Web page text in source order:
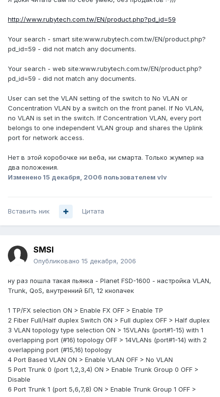
http://www.rubytech.com.tw/EN/product.php?pd_id=59
Your search - smart site:www.rubytech.com.tw/EN/product.php?
pd_id=59 - did not match any documents.
Your search - web site:www.rubytech.com.tw/EN/product.php?
pd_id=59 - did not match any documents.
User can set the VLAN setting of the switch to No VLAN or
Concentration VLAN by a switch on the front panel. If No VLAN,
no VLAN is set in the switch. If Concentration VLAN, every port
belongs to one independent VLAN group and shares the Uplink
port for network access.
Нет в этой коробочке ни веба, ни смарта. Только жумпер на
два положения.
Изменено 15 декабря, 2006 пользователем vIv
Вставить ник Цитата
SMSI
Опубликовано 15 декабря, 2006
ну раз пошла такая пьянка - Planet FSD-1600 - настройка VLAN,
Trunk, QoS, внутренний БП, 12 кнопачек
1 TP/FX selection ON > Enable FX OFF > Enable TP
2 Fiber Full/Half duplex Switch ON > Full duplex OFF > Half duplex
3 VLAN topology type selection ON > 15VLANs (port#1-15) with 1
overlapping port (#16) topology OFF > 14VLANs (port#1-14) with 2
overlapping port (#15,16) topology
4 Port Based VLAN ON > Enable VLAN OFF > No VLAN
5 Port Trunk 0 (port 1,2,3,4) ON > Enable Trunk Group 0 OFF >
Disable
6 Port Trunk 1 (port 5,6,7,8) ON > Enable Trunk Group 1 OFF >